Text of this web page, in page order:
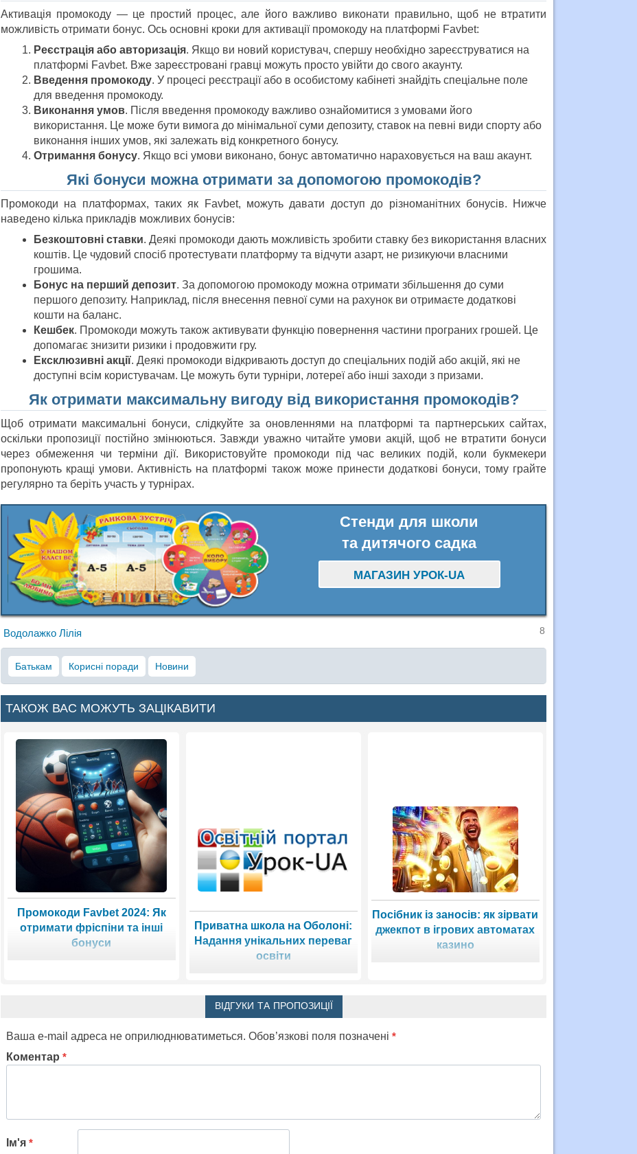
Активація промокоду — це простий процес, але його важливо виконати правильно, щоб не втратити
можливість отримати бонус. Ось основні кроки для активації промокоду на платформі Favbet:
Реєстрація або авторизація. Якщо ви новий користувач, спершу необхідно зареєструватися на
платформі Favbet. Вже зареєстровані гравці можуть просто увійти до свого акаунту.
Введення промокоду. У процесі реєстрації або в особистому кабінеті знайдіть спеціальне поле
для введення промокоду.
Виконання умов. Після введення промокоду важливо ознайомитися з умовами його
використання. Це може бути вимога до мінімальної суми депозиту, ставок на певні види спорту або
виконання інших умов, які залежать від конкретного бонусу.
Отримання бонусу. Якщо всі умови виконано, бонус автоматично нараховується на ваш акаунт.
Які бонуси можна отримати за допомогою промокодів?
Промокоди на платформах, таких як Favbet, можуть давати доступ до різноманітних бонусів. Нижче
наведено кілька прикладів можливих бонусів:
Безкоштовні ставки. Деякі промокоди дають можливість зробити ставку без використання власних
коштів. Це чудовий спосіб протестувати платформу та відчути азарт, не ризикуючи власними
грошима.
Бонус на перший депозит. За допомогою промокоду можна отримати збільшення до суми
першого депозиту. Наприклад, після внесення певної суми на рахунок ви отримаєте додаткові
кошти на баланс.
Кешбек. Промокоди можуть також активувати функцію повернення частини програних грошей. Це
допомагає знизити ризики і продовжити гру.
Ексклюзивні акції. Деякі промокоди відкривають доступ до спеціальних подій або акцій, які не
доступні всім користувачам. Це можуть бути турніри, лотереї або інші заходи з призами.
Як отримати максимальну вигоду від використання промокодів?
Щоб отримати максимальні бонуси, слідкуйте за оновленнями на платформі та партнерських сайтах,
оскільки пропозиції постійно змінюються. Завжди уважно читайте умови акцій, щоб не втратити бонуси
через обмеження чи терміни дії. Використовуйте промокоди під час великих подій, коли букмекери
пропонують кращі умови. Активність на платформі також може принести додаткові бонуси, тому грайте
регулярно та беріть участь у турнірах.
Стенди для школи
та дитячого садка
МАГАЗИН УРОК-UA
Водолажко Лілія 8
Батькам Корисні поради Новини
ТАКОЖ ВАС МОЖУТЬ ЗАЦІКАВИТИ
Промокоди Favbet 2024: Як
отримати фріспіни та інші
бонуси
Приватна школа на Оболоні:
Надання унікальних переваг
освіти
Посібник із заносів: як зірвати
джекпот в ігрових автоматах
казино
ВІДГУКИ ТА ПРОПОЗИЦІЇ
Ваша e-mail адреса не оприлюднюватиметься. Обов’язкові поля позначені *
Коментар *
Ім'я *